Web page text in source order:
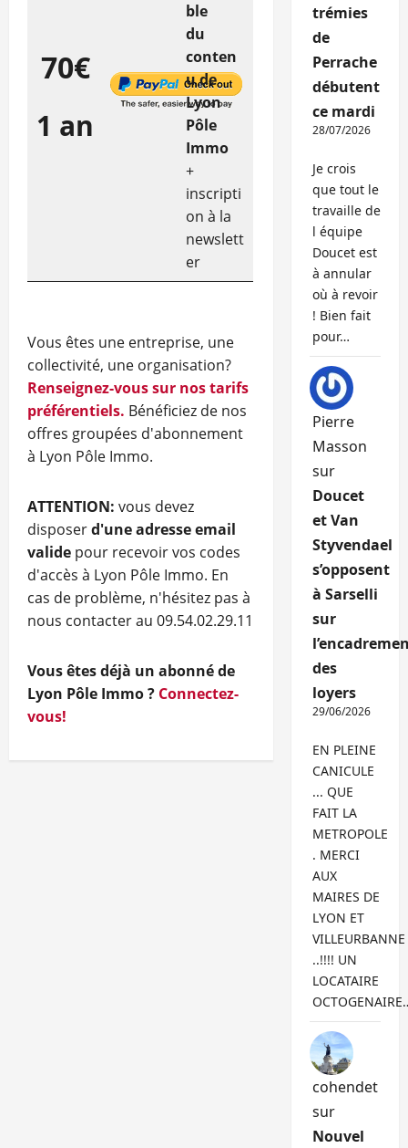
70€
1 an
ble
du
conten
u de
Lyon
Pôle
Immo
+
inscripti
on à la
newslett
er
Vous êtes une entreprise, une
collectivité, une organisation?
Renseignez-vous sur nos tarifs
préférentiels. Bénéficiez de nos
offres groupées d'abonnement
à Lyon Pôle Immo.
ATTENTION: vous devez
disposerd'une adresse email
valide pour recevoir vos codes
d'accès à Lyon Pôle Immo. En
cas de problème, n'hésitez pas à
nous contacter au 09.54.02.29.11
Vous êtes déjà un abonné de
Lyon Pôle Immo ? Connectez-
vous!
trémies
de
Perrache
débutent
ce mardi
28/07/2026
Je crois
que tout le
travaille de
l équipe
Doucet est
à annular
où à revoir
! Bien fait
pour…
Pierre
Masson
sur
Doucet
et Van
Styvendael
s’opposent
à Sarselli
sur
des
loyers
29/06/2026
EN PLEINE
CANICULE
... QUE
FAIT LA
METROPOLE
. MERCI
AUX
MAIRES DE
LYON ET
VILLEURBANNE
..!!!! UN
LOCATAIRE
cohendet
sur
Nouvel